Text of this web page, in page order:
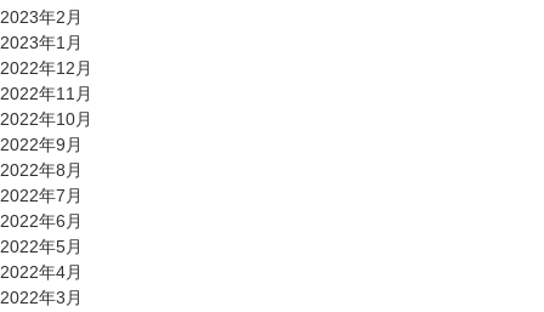
2023年2月
2023年1月
2022年12月
2022年11月
2022年10月
2022年9月
2022年8月
2022年7月
2022年6月
2022年5月
2022年4月
2022年3月